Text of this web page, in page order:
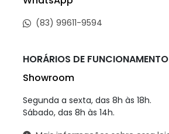
Segunda a sexta, das 8h às 18h.
Mais informações sobre essa loja